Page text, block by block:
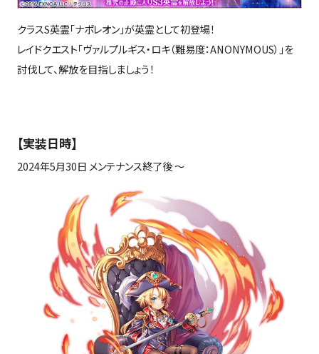
クラスS英霊「ナポレオン」が英霊として初登場！
レイドクエスト「ヴァルプルギス・ロキ（難易度：ANONYMOUS）」を
討伐して、解放を目指しましょう！
【実装日時】
2024年5月30日 メンテナンス終了後 ～